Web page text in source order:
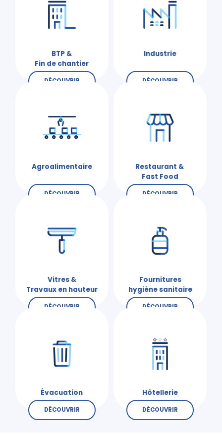
BTP &
Fin de chantier
DÉCOUVRIR
Industrie
DÉCOUVRIR
Agroalimentaire
DÉCOUVRIR
Restaurant &
Fast Food
DÉCOUVRIR
Vitres &
Travaux en hauteur
DÉCOUVRIR
Fournitures
hygiène sanitaire
DÉCOUVRIR
Évacuation
DÉCOUVRIR
Hôtellerie
DÉCOUVRIR